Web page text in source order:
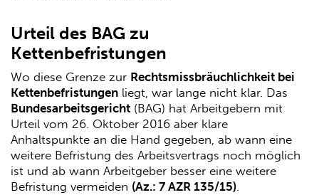
Urteil des BAG zu
Kettenbefristungen
Wo diese Grenze zur Rechtsmissbräuchlichkeit bei
Kettenbefristungen liegt, war lange nicht klar. Das
Bundesarbeitsgericht (BAG) hat Arbeitgebern mit
Urteil vom 26. Oktober 2016 aber klare
Anhaltspunkte an die Hand gegeben, ab wann eine
weitere Befristung des Arbeitsvertrags noch möglich
ist und ab wann Arbeitgeber besser eine weitere
Befristung vermeiden (Az.: 7 AZR 135/15).